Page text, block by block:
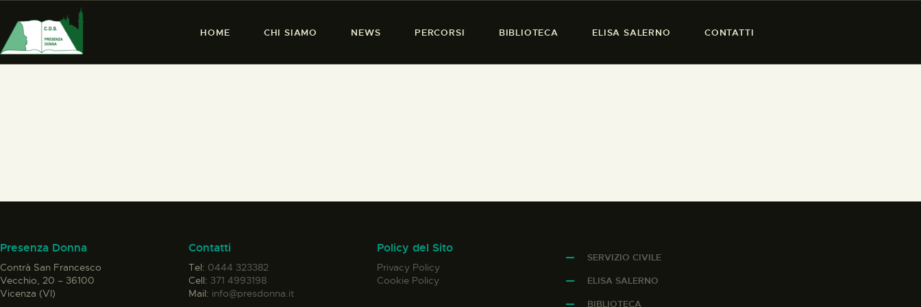
HOME CHI SIAMO NEWS PERCORSI BIBLIOTECA ELISA SALERNO CONTATTI
PRESENZA DONNA
ELISA SALERNO
CONTATTI
Presenza Donna
Contrà San Francesco
Vecchio, 20 – 36100
Vicenza (VI)
Contatti
Tel: 0444 323382
Cell: 371 4993198
Mail: info@presdonna.it
Policy del Sito
Privacy Policy
Cookie Policy
SERVIZIO CIVILE
ELISA SALERNO
BIBLIOTECA